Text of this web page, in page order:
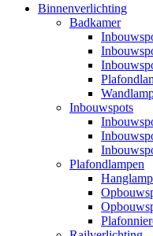
Binnenverlichting
Badkamer
Inbouwspots
Plafondlampen